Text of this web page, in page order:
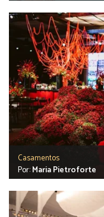
Casamentos
Por:Maria Pietroforte